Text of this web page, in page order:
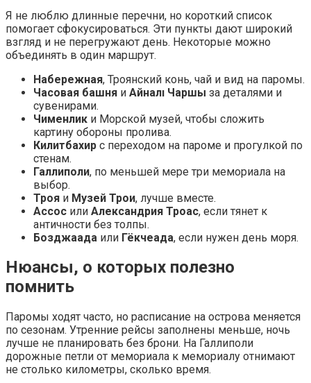
Я не люблю длинные перечни, но короткий список
помогает сфокусироваться. Эти пункты дают широкий
взгляд и не перегружают день. Некоторые можно
объединять в один маршрут.
Набережная, Троянский конь, чай и вид на паромы.
Часовая башня и Айналı Чаршы за деталями и
сувенирами.
Чименлик и Морской музей, чтобы сложить
картину обороны пролива.
Килитбахир с переходом на пароме и прогулкой по
стенам.
Галлиполи, по меньшей мере три мемориала на
выбор.
Троя и Музей Трои, лучше вместе.
Ассос или Александрия Троас, если тянет к
античности без толпы.
Бозджаада или Гёкчеада, если нужен день моря.
Нюансы, о которых полезно
помнить
Паромы ходят часто, но расписание на острова меняется
по сезонам. Утренние рейсы заполнены меньше, ночь
лучше не планировать без брони. На Галлиполи
дорожные петли от мемориала к мемориалу отнимают
не столько километры, сколько время.